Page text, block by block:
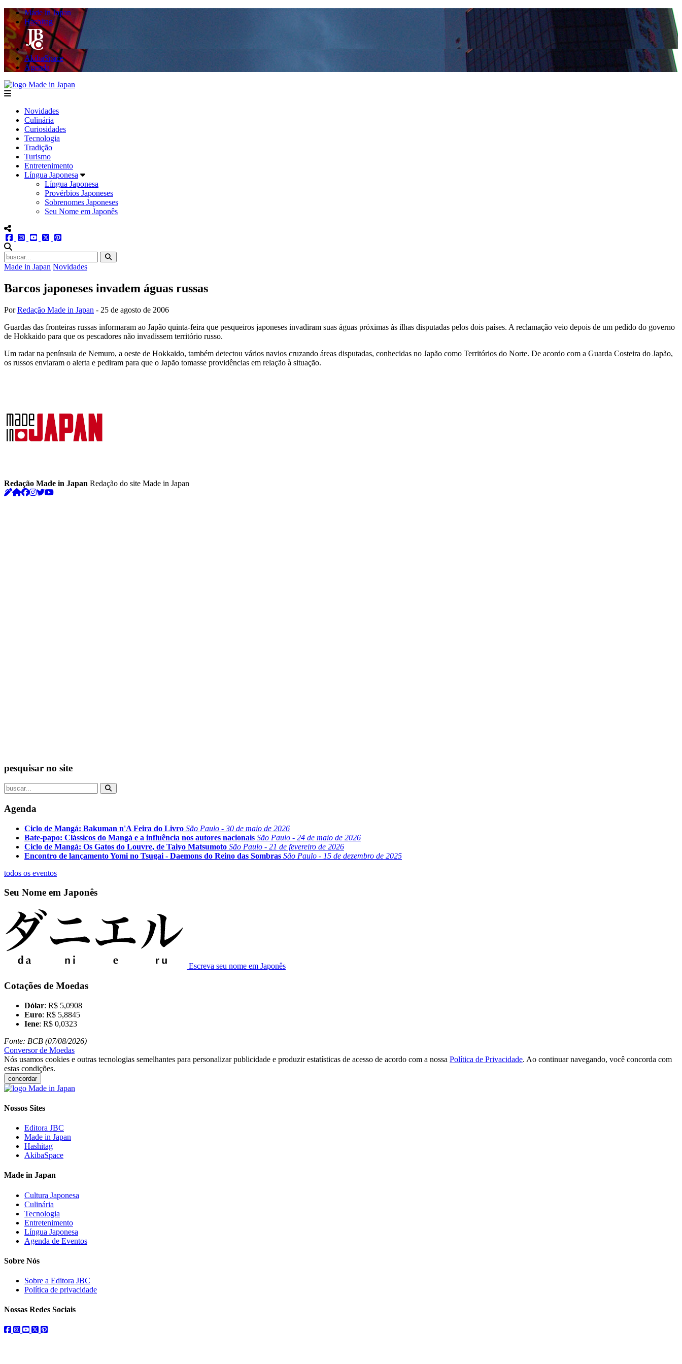
Made in Japan
Hashitag
AkibaSpace
Agenda
menu
Novidades
Culinária
Curiosidades
Tecnologia
Tradição
Turismo
Entretenimento
Língua Japonesa
Língua Japonesa
Provérbios Japoneses
Sobrenomes Japoneses
Seu Nome em Japonês
menu redes social
facebookinstagram
youtube
twitter
Made in Japan Novidades
Barcos japoneses invadem águas russas
PorRedação Made in Japan - 25 de agosto de 2006
Guardas das fronteiras russas informaram ao Japão quinta-feira que pesqueiros japoneses invadiram suas águas próximas às ilhas disputadas pelos dois países. A reclamação veio depois de um pedido do governo
de Hokkaido para que os pescadores não invadissem território russo.
Um radar na península de Nemuro, a oeste de Hokkaido, também detectou vários navios cruzando áreas disputadas, conhecidas no Japão como Territórios do Norte. De acordo com a Guarda Costeira do Japão,
os russos enviaram o alerta e pediram para que o Japão tomasse providências em relação à situação.
Redação Made in Japan Redação do site Made in Japan
pesquisar no site
Agenda
Ciclo de Mangá: Bakuman n'A Feira do Livro São Paulo - 30 de maio de 2026
Bate-papo: Clássicos do Mangá e a influência nos autores nacionais São Paulo - 24 de maio de 2026
Ciclo de Mangá: Os Gatos do Louvre, de Taiyo Matsumoto São Paulo - 21 de fevereiro de 2026
Encontro de lançamento Yomi no Tsugai - Daemons do Reino das Sombras São Paulo - 15 de dezembro de 2025
todos os eventos
Seu Nome em Japonês
Escreva seu nome em Japonês
Cotações de Moedas
Dólar: R$ 5,0908
Euro: R$ 5,8845
Iene: R$ 0,0323
Fonte: BCB (07/08/2026)
Conversor de Moedas
Nós usamos cookies e outras tecnologias semelhantes para personalizar publicidade e produzir estatísticas de acesso de acordo com a nossa Política de Privacidade. Ao continuar navegando, você concorda com
estas condições.
concordar
Nossos Sites
Editora JBC
Made in Japan
Hashitag
AkibaSpace
Made in Japan
Cultura Japonesa
Culinária
Tecnologia
Entretenimento
Língua Japonesa
Agenda de Eventos
Sobre Nós
Sobre a Editora JBC
Política de privacidade
Nossas Redes Sociais
facebook
instagram
youtube
twitterpinterest